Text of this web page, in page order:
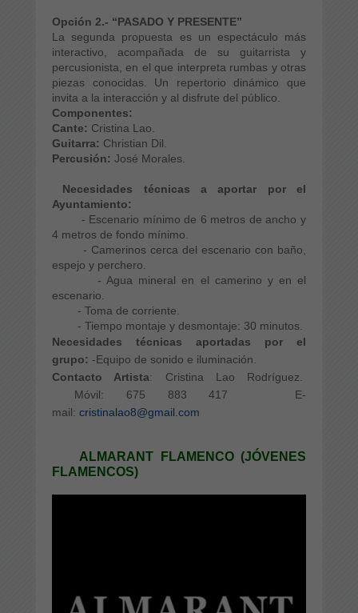
Opción 2.- “PASADO Y PRESENTE”
La segunda propuesta es un espectáculo más
interactivo, acompañada de su guitarrista y
percusionista, en el que interpreta rumbas y otras
piezas conocidas. Un repertorio dinámico que
invita a la interacción y al disfrute del público.
Componentes:
Cante: Cristina Lao.
Guitarra: Christian Dil.
Percusión: José Morales.
Necesidades técnicas a aportar por el
Ayuntamiento:
- Escenario mínimo de 6 metros de ancho y
4 metros de fondo mínimo.
- Camerinos cerca del escenario con baño,
espejo y perchero.
- Agua mineral en el camerino y en el
escenario.
- Toma de corriente.
- Tiempo montaje y desmontaje: 30 minutos.
Necesidades técnicas aportadas por el
grupo: -Equipo de sonido e iluminación.
Contacto Artista: Cristina Lao Rodríguez.
Móvil: 675 883 417 E-
mail: cristinalao8@gmail.com
ALMARANT FLAMENCO (JÓVENES
FLAMENCOS)